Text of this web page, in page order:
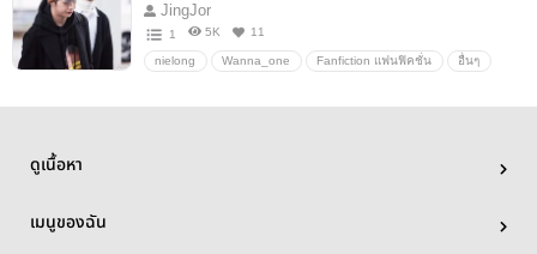
JingJor
1 5K 11
nielong Wanna_one Fanfiction แฟนฟิคชั่น อื่นๆ
ดูเนื้อหา
เมนูของฉัน